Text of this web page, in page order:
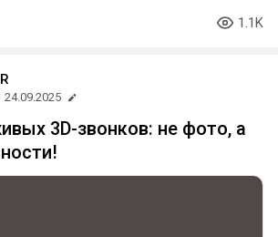
1.1K
24.09.2025
3D-звонков: не фото, а